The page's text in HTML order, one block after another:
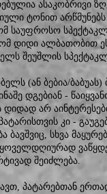
ასაკობრივი
ტონით არწმუნებს
საუფროსო
დიდი ალბათობით ეს
შეუშლის
(ან ბებია/ბაბუას)
დგებიან -
არ
კი -
სხვა
შეიძლება.
პატარებთან